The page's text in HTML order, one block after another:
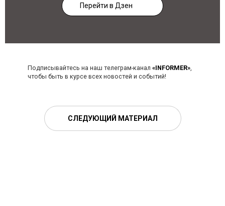
Перейти в Дзен
Подписывайтесь на наш телеграм-канал «INFORMER»,
чтобы быть в курсе всех новостей и событий!
СЛЕДУЮЩИЙ МАТЕРИАЛ